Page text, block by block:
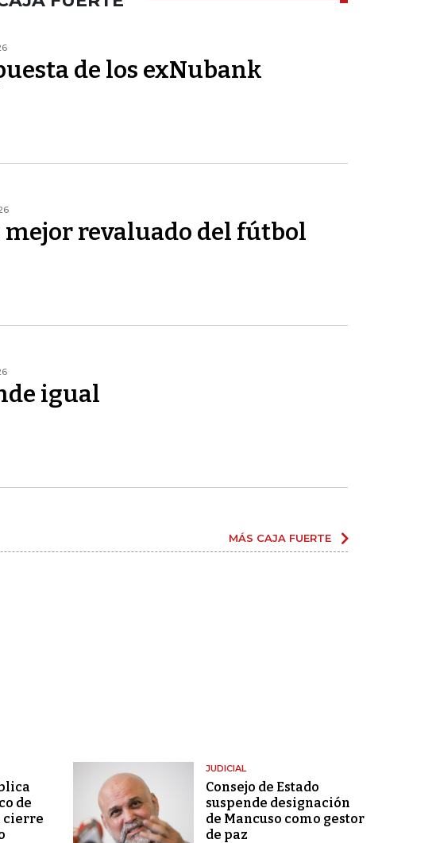
de los exNubank
mejor revaluado del fútbol
igual
MÁS CAJA FUERTE
de
cierre
JUDICIAL
Consejo de Estado
suspende designación
de Mancuso como gestor
de paz